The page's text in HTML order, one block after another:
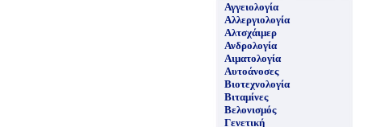
Αγγειολογία
Αλλεργιολογία
Αλτσχάιμερ
Ανδρολογία
Αιματολογία
Αυτοάνοσες
Βιοτεχνολογία
Βιταμίνες
Βελονισμός
Γενετική